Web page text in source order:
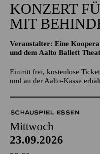
KONZERT
MIT
Veranstalter: Eine
und dem Aalto Ballett
Eintritt frei, kostenlose
und an der Aalto-Kasse
SCHAUSPIEL ESSEN
Mittwoch
23.09.2026